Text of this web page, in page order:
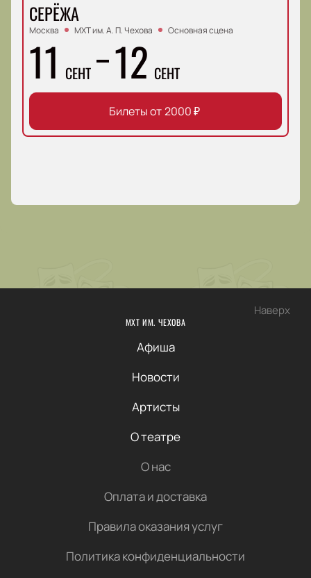
СЕРЁЖА
Москва МХТ им. А. П. Чехова Основная сцена
11 СЕНТ 12 СЕНТ
Билеты от 2000₽
Наверх
МХТ ИМ. ЧЕХОВА
Афиша
Новости
Артисты
О театре
О нас
Оплата и доставка
Правила оказания услуг
Политика конфиденциальности